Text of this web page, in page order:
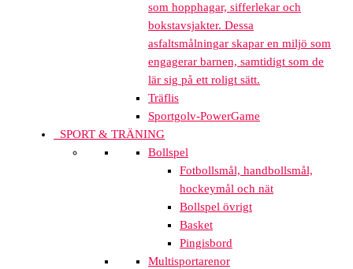
som hopphagar, sifferlekar och
bokstavsjakter. Dessa
asfaltsmålningar skapar en miljö som
engagerar barnen, samtidigt som de
lär sig på ett roligt sätt.
Träflis
Sportgolv-PowerGame
SPORT & TRÄNING
Bollspel
Fotbollsmål, handbollsmål,
hockeymål och nät
Bollspel övrigt
Basket
Pingisbord
Multisportarenor